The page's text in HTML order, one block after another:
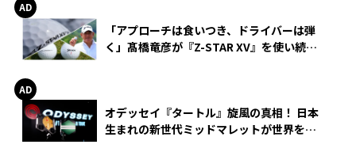
「アプローチは食いつき、ドライバーは弾
く」髙橋竜彦が『Z-STAR XV』を使い続け
オデッセイ『タートル』旋風の真相！ 日本
生まれの新世代ミッドマレットが世界を席